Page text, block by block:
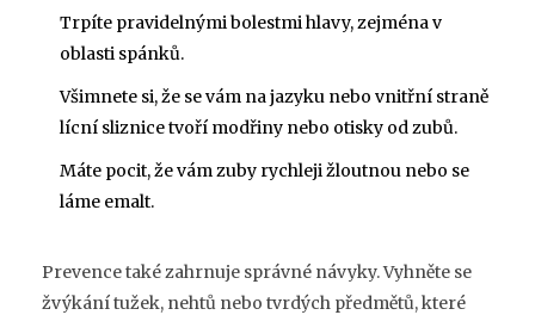
Trpíte pravidelnými bolestmi hlavy, zejména v
oblasti spánků.
Všimnete si, že se vám na jazyku nebo vnitřní straně
lícní sliznice tvoří modřiny nebo otisky od zubů.
Máte pocit, že vám zuby rychleji žloutnou nebo se
láme emalt.
Prevence také zahrnuje správné návyky. Vyhněte se
žvýkání tužek, nehtů nebo tvrdých předmětů, které